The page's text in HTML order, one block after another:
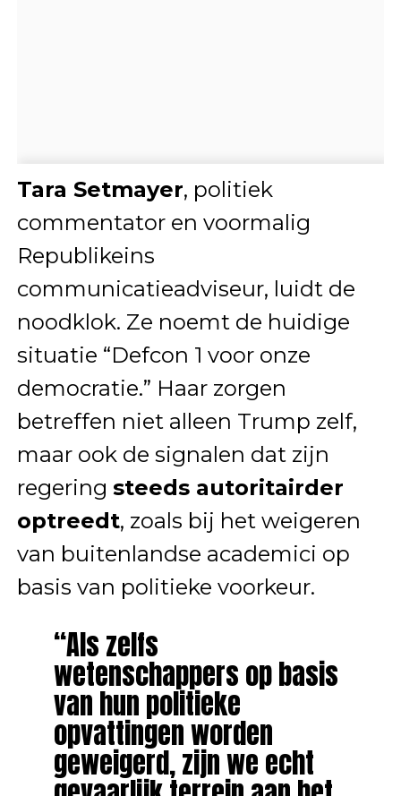
Tara Setmayer, politiek
commentator en voormalig
Republikeins
communicatieadviseur, luidt de
noodklok. Ze noemt de huidige
situatie “Defcon 1 voor onze
democratie.” Haar zorgen
betreffen niet alleen Trump zelf,
maar ook de signalen dat zijn
regering steeds autoritairder
optreedt, zoals bij het weigeren
van buitenlandse academici op
basis van politieke voorkeur.
“Als zelfs
wetenschappers op basis
van hun politieke
opvattingen worden
geweigerd, zijn we echt